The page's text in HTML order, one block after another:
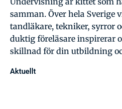
samman. Över hela Sverige
tandläkare, tekniker, syrror
duktig föreläsare inspirerar
skillnad för din utbildning
Aktuellt